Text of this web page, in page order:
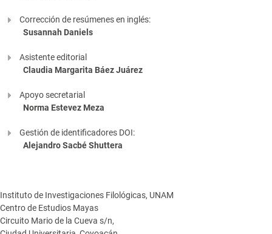
Corrección de resúmenes en inglés:
Susannah Daniels
Asistente editorial
Claudia Margarita Báez Juárez
Apoyo secretarial
Norma Estevez Meza
Gestión de identificadores DOI:
Alejandro Sacbé Shuttera
Instituto de Investigaciones Filológicas, UNAM
Centro de Estudios Mayas
Circuito Mario de la Cueva s/n,